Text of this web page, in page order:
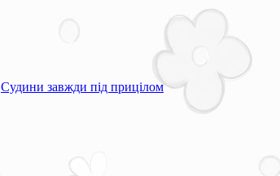
Судини завжди під прицілом